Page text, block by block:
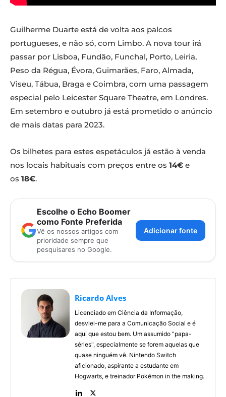
Guilherme Duarte está de volta aos palcos
portugueses, e não só, com Limbo. A nova tour irá
passar por Lisboa, Fundão, Funchal, Porto, Leiria,
Peso da Régua, Évora, Guimarães, Faro, Almada,
Viseu, Tábua, Braga e Coimbra, com uma passagem
especial pelo Leicester Square Theatre, em Londres.
Em setembro e outubro já está prometido o anúncio
de mais datas para 2023.
Os bilhetes para estes espetáculos já estão à venda
nos locais habituais com preços entre os 14€ e
os 18€.
Escolhe o Echo Boomer
como Fonte Preferida
Vê os nossos artigos com
prioridade sempre que
pesquisares no Google.
Adicionar fonte
Ricardo Alves
Licenciado em Ciência da Informação,
desviei-me para a Comunicação Social e é
aqui que estou bem. Um assumido "papa-
séries", especialmente se forem aquelas que
quase ninguém vê. Nintendo Switch
aficionado, aspirante a estudante em
Hogwarts, e treinador Pokémon in the making.